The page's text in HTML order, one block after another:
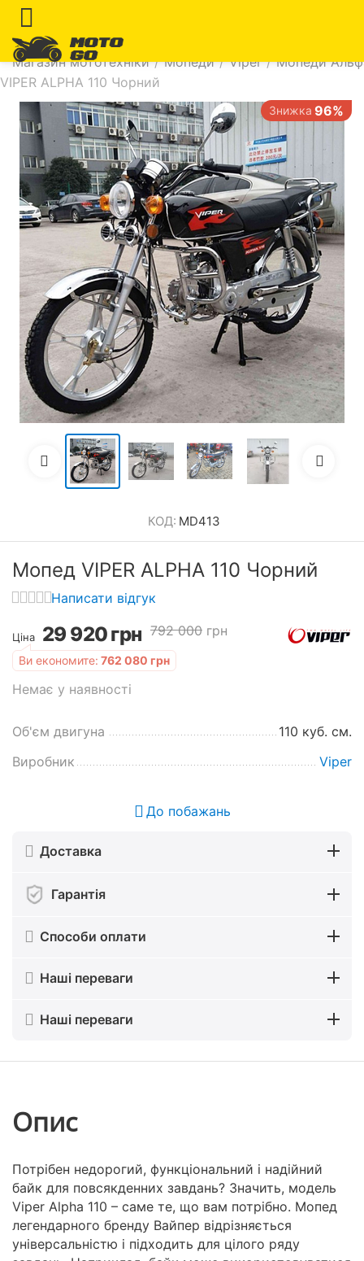
Магазин мототехніки / Мопеди / Viper / Мопеди
VIPER ALPHA 110 Чорний
Знижка 96%
КОД: MD413
Мопед VIPER ALPHA 110 Чорний
Написати відгук
Ціна 29 920грн 792 000 грн
Ви економите: 762 080 грн
Немає у наявності
Об'єм двигуна
110 куб. см.
Виробник
Viper
До побажань
Доставка
Гарантія
Способи оплати
Наші переваги
Наші переваги
Опис
Потрібен недорогий, функціональний і надійний
байк для повсякденних завдань? Значить, модель
Viper Alpha 110 – саме те, що вам потрібно. Мопед
легендарного бренду Вайпер відрізняється
універсальністю і підходить для цілого ряду